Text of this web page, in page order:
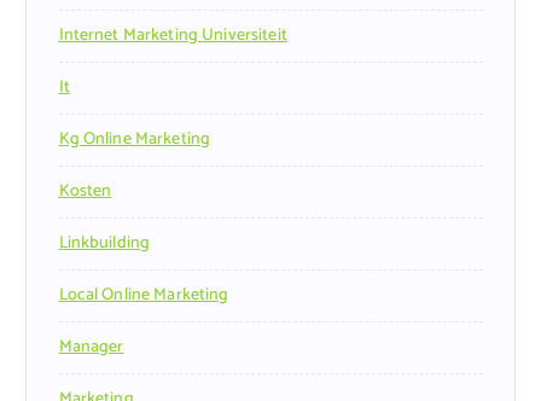
Internet Marketing Universiteit
It
Kg Online Marketing
Kosten
Linkbuilding
Local Online Marketing
Manager